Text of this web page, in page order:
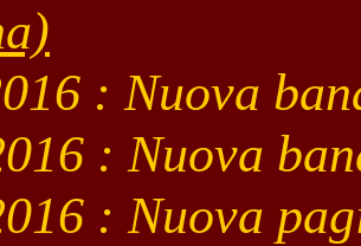
: Nuova
: Nuova
: Nuova